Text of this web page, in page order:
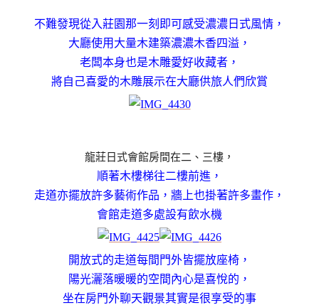
不難發現從入莊園那一刻即可感受濃濃日式風情，
大廳使用大量木建築濃濃木香四溢，
老闆本身也是木雕愛好收藏者，
將自己喜愛的木雕展示在大廳供旅人們欣賞
龍莊日式會館房間在二、三樓，
順著木樓梯往二樓前進，
走道亦擺放許多藝術作品， 牆上也掛著許多畫作，
會館走道多處設有飲水機
開放式的走道每間門外皆擺放座椅，
陽光灑落暖暖的空間內心是喜悅的，
坐在房門外聊天觀景其實是很享受的事